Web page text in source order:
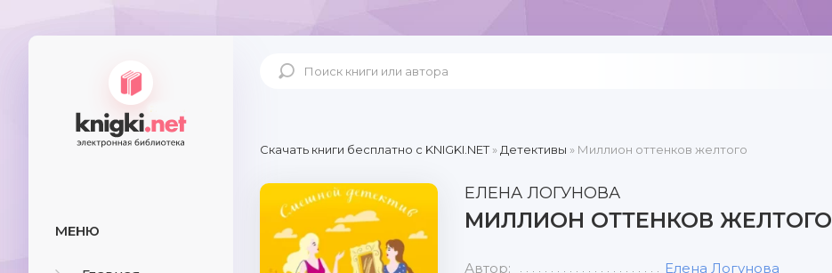
МЕНЮ
Скачать книги бесплатно c KNIGKI.NET» Детективы » Миллион оттенков желтого
ЕЛЕНА ЛОГУНОВА
МИЛЛИОН ОТТЕНКОВ ЖЕЛТОГО
Автор: Елена Логунова